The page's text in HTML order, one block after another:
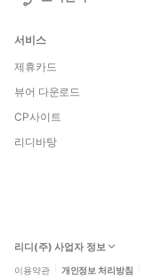
서비스
제휴카드
뷰어 다운로드
CP사이트
리디바탕
리디(주) 사업자 정보
이용약관 개인정보 처리방침